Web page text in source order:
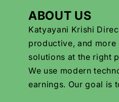
ABOUT US
Katyayani Krishi
productive, and
solutions at the right
We use modern
earnings. Our goal is